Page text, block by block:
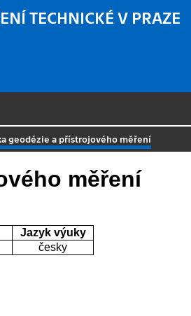
TECHNICKÉ V PRAZE
geodézie a přístrojového měření
měření
Jazyk výuky
česky